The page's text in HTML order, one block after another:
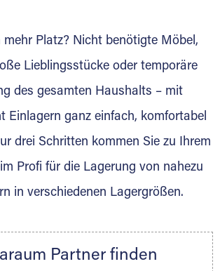
und Vermietungen.
als Extraraum Partner:
Preise
von Neukunden
6145 5442 - 404
mehr Platz? Nicht benötigte Möbel,
Lieblingsstücke oder temporäre
des gesamten Haushalts – mit
Einlagern ganz einfach, komfortabel
drei Schritten kommen Sie zu Ihrem
Profi für die Lagerung von nahezu
in verschiedenen Lagergrößen.
Partner finden